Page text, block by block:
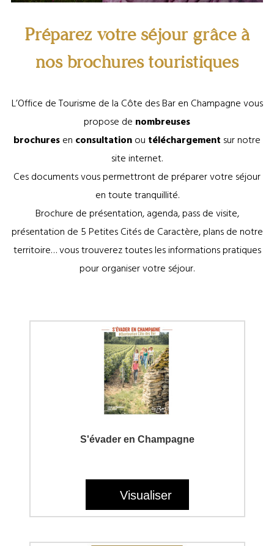
Préparez votre séjour grâce à
nos brochures touristiques
L’Office de Tourisme de la Côte des Bar en Champagne vous
propose de nombreuses
brochuresen consultationou téléchargement sur notre
site internet.
Ces documents vous permettront de préparer votre séjour
en toute tranquillité.
Brochure de présentation, agenda, pass de visite,
présentation de 5 Petites Cités de Caractère, plans de notre
territoire… vous trouverez toutes les informations pratiques
pour organiser votre séjour.